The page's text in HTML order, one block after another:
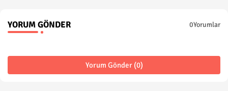
YORUM GÖNDER 0Yorumlar
Yorum Gönder (0)